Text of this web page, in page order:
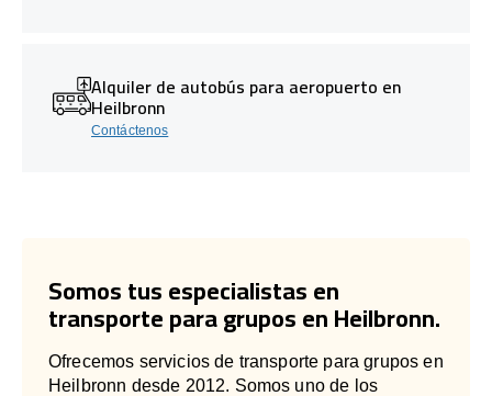
Alquiler de autobús para aeropuerto en
Heilbronn
Contáctenos
Somos tus especialistas en
transporte para grupos en Heilbronn.
Ofrecemos servicios de transporte para grupos en
Heilbronn desde 2012. Somos uno de los